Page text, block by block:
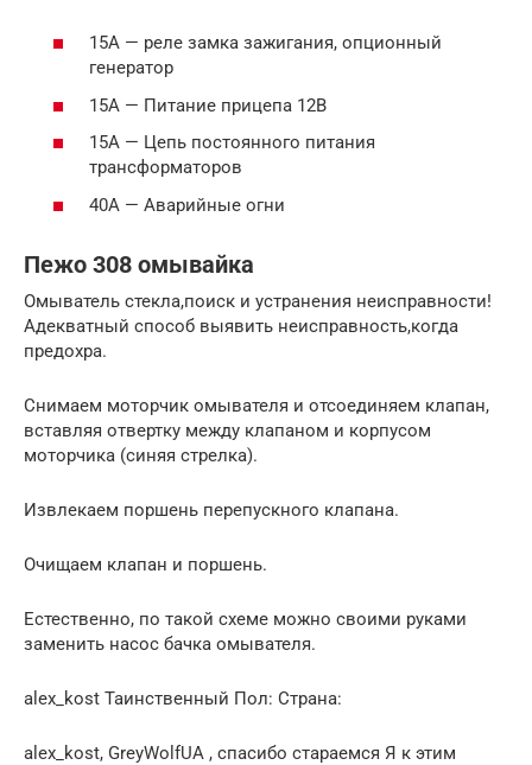
15А — реле замка зажигания, опционный
генератор
15А — Питание прицепа 12В
15А — Цепь постоянного питания
трансформаторов
40А — Аварийные огни
Пежо 308 омывайка
Омыватель стекла,поиск и устранения неисправности!
Адекватный способ выявить неисправность,когда
предохра.
Снимаем моторчик омывателя и отсоединяем клапан,
вставляя отвертку между клапаном и корпусом
моторчика (синяя стрелка).
Извлекаем поршень перепускного клапана.
Очищаем клапан и поршень.
Естественно, по такой схеме можно своими руками
заменить насос бачка омывателя.
alex_kost Таинственный Пол: Страна:
alex_kost, GreyWolfUA , спасибо стараемся Я к этим